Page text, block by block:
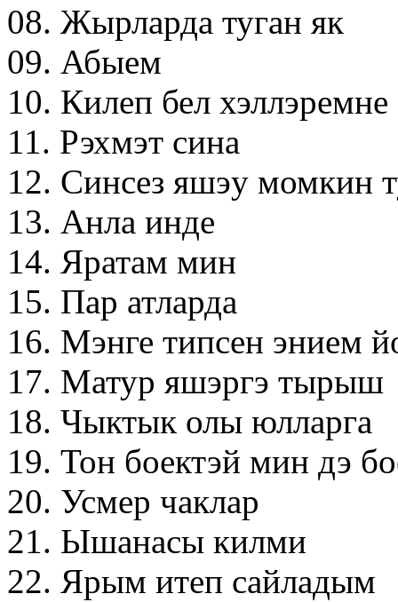
08. Жырларда туган як
09. Абыем
10. Килеп бел хэллэремне
11. Рэхмэт сина
12. Синсез яшэу момкин
13. Анла инде
14. Яратам мин
15. Пар атларда
16. Мэнге типсен энием
17. Матур яшэргэ тырыш
18. Чыктык олы юлларга
19. Тон боектэй мин дэ
20. Усмер чаклар
21. Ышанасы килми
22. Ярым итеп сайладым